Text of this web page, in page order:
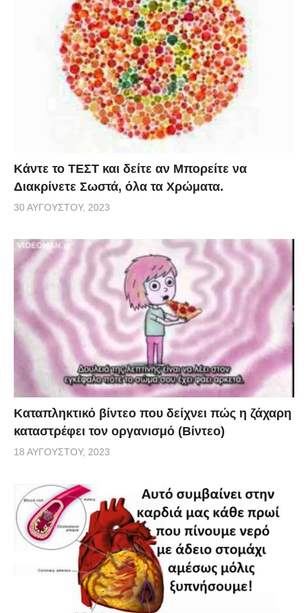
Κάντε το ΤΕΣΤ και δείτε αν Μπορείτε να
Διακρίνετε Σωστά, όλα τα Χρώματα.
30 ΑΥΓΟΎΣΤΟΥ, 2023
Καταπληκτικό βίντεο που δείχνει πώς η ζάχαρη
καταστρέφει τον οργανισμό (Βίντεο)
18 ΑΥΓΟΎΣΤΟΥ, 2023